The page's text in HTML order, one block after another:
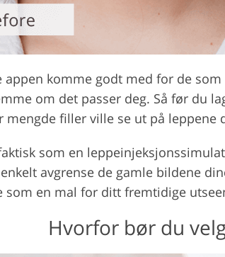
appen komme godt med for de
om det passer deg. Så før du
mengde filler ville se ut på leppene
som en
avgrense de gamle bildene
som en mal for ditt fremtidige
Hvorfor bør du